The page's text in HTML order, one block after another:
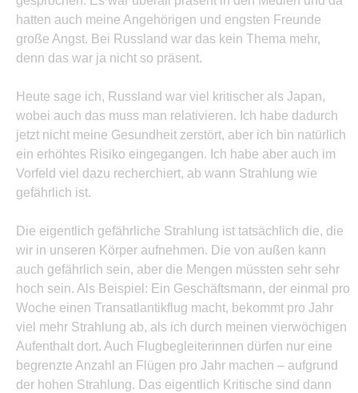
hatten auch meine Angehörigen und engsten Freunde
große Angst. Bei Russland war das kein Thema mehr,
denn das war ja nicht so präsent.
Heute sage ich, Russland war viel kritischer als Japan,
wobei auch das muss man relativieren. Ich habe dadurch
jetzt nicht meine Gesundheit zerstört, aber ich bin natürlich
ein erhöhtes Risiko eingegangen. Ich habe aber auch im
Vorfeld viel dazu recherchiert, ab wann Strahlung wie
gefährlich ist.
Die eigentlich gefährliche Strahlung ist tatsächlich die, die
wir in unseren Körper aufnehmen. Die von außen kann
auch gefährlich sein, aber die Mengen müssten sehr sehr
hoch sein. Als Beispiel: Ein Geschäftsmann, der einmal pro
Woche einen Transatlantikflug macht, bekommt pro Jahr
viel mehr Strahlung ab, als ich durch meinen vierwöchigen
Aufenthalt dort. Auch Flugbegleiterinnen dürfen nur eine
begrenzte Anzahl an Flügen pro Jahr machen – aufgrund
der hohen Strahlung. Das eigentlich Kritische sind dann